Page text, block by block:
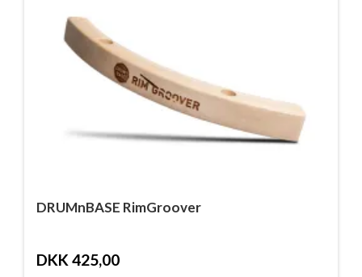
DRUMnBASE RimGroover
DKK 425,00